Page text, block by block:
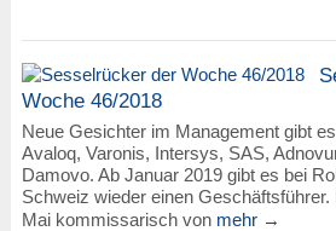
Woche 46/2018
Neue Gesichter im Management gibt
Avaloq, Varonis, Intersys, SAS,
Damovo. Ab Januar 2019 gibt es bei
Schweiz wieder einen
Mai kommissarisch von mehr →